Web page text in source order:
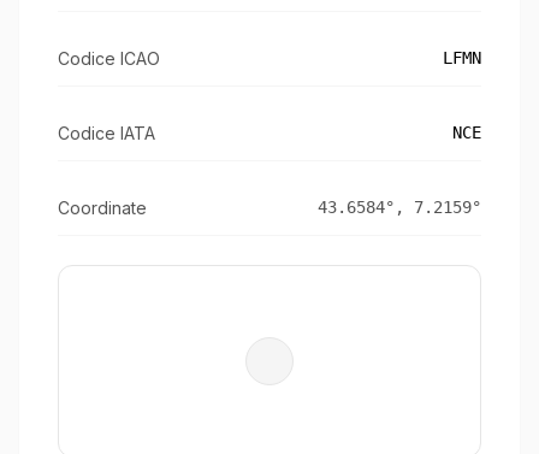
Codice ICAO LFMN
Codice IATA NCE
Coordinate 43.6584°, 7.2159°